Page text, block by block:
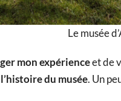
Le musée
mon expérienceet de
l’histoire du musée. Un